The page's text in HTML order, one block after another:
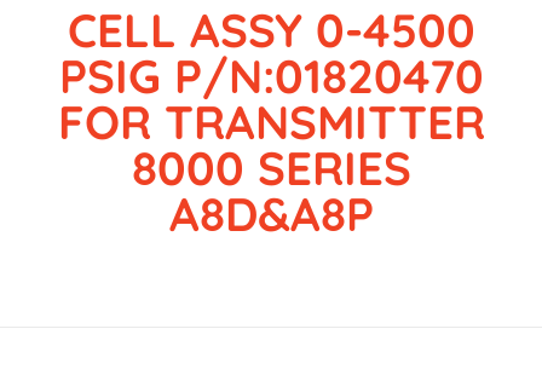
CYP Trading
Professionelle Ersatzteilbeschaffung
CELL ASSY 0-4500
PSIG P/N:01820470
FOR TRANSMITTER
8000 SERIES
A8D&A8P